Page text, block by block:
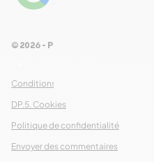
Conditions Générales de Ventes
DP.5. Cookies
Politique de confidentialité
Envoyer des commentaires
© 2026 - Pour Les Gourmets